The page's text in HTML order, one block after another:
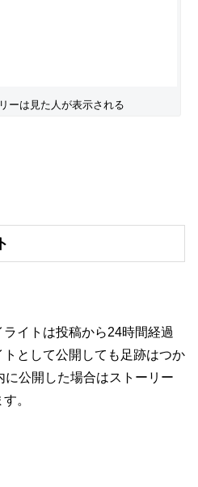
ーは見た人が表示される
イトは投稿から24時間経過
として公開しても足跡はつか
公開した場合はストーリー
。